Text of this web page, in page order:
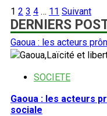
a
dit
aux
Américains
plus
sur
Chassé
du
le
de
Pagination
des
publications
1 2 3 4 … 11 Suivant
DERNIERS
Gaoua : les acteurs
SOCIETE
Gaoua : les acteurs
sociale